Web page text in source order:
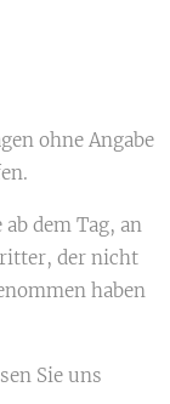
ohne Angabe
dem Tag, an
der nicht
haben
Sie uns